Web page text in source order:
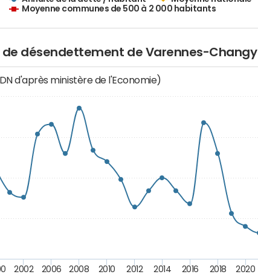
Moyenne communes de 500 à 2 000 habitants
désendettement de Varennes-Changy
d'après ministère de l'Economie)
2002 2006 2008 2010 2012 2014 2016 2018 2020